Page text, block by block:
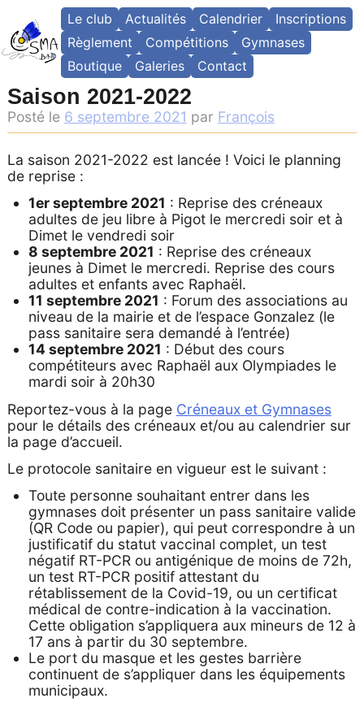
content
Le club Actualités Calendrier
Inscriptions
Règlement
Compétitions
Gymnases
Boutique
Galeries Contact
Saison 2021-2022
Posté le 6 septembre 2021 par François
La saison 2021-2022 est lancée ! Voici le planning
de reprise :
1er septembre 2021 : Reprise des créneaux
adultes de jeu libre à Pigot le mercredi soir et à
Dimet le vendredi soir
8 septembre 2021 : Reprise des créneaux
jeunes à Dimet le mercredi. Reprise des cours
adultes et enfants avec Raphaël.
11 septembre 2021 : Forum des associations au
niveau de la mairie et de l’espace Gonzalez (le
pass sanitaire sera demandé à l’entrée)
14 septembre 2021 : Début des cours
compétiteurs avec Raphaël aux Olympiades le
mardi soir à 20h30
Reportez-vous à la page Créneaux et Gymnases
pour le détails des créneaux et/ou au calendrier sur
la page d’accueil.
Le protocole sanitaire en vigueur est le suivant :
Toute personne souhaitant entrer dans les
gymnases doit présenter un pass sanitaire valide
(QR Code ou papier), qui peut correspondre à un
justificatif du statut vaccinal complet, un test
négatif RT-PCR ou antigénique de moins de 72h,
un test RT-PCR positif attestant du
rétablissement de la Covid-19, ou un certificat
médical de contre-indication à la vaccination.
Cette obligation s’appliquera aux mineurs de 12 à
17 ans à partir du 30 septembre.
Le port du masque et les gestes barrière
continuent de s’appliquer dans les équipements
municipaux.